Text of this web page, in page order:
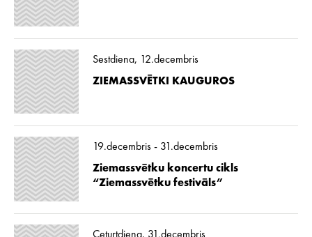
Sestdiena, 12.decembris
ZIEMASSVĒTKI KAUGUROS
19.decembris - 31.decembris
Ziemassvētku koncertu cikls
“Ziemassvētku festivāls”